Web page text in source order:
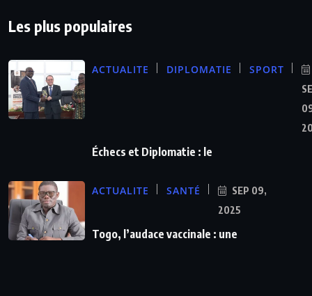
Les plus populaires
ACTUALITE DIPLOMATIE SPORT
Échecs et Diplomatie : le
ACTUALITE SANTÉ
SEP 09,
2025
Togo, l’audace vaccinale : une